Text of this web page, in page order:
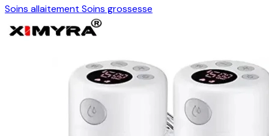
Soins allaitement Soins grossesse